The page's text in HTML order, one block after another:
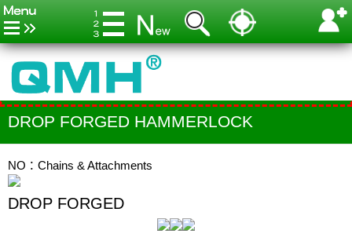
DROP FORGED HAMMERLOCK
NO：Chains & Attachments
DROP FORGED